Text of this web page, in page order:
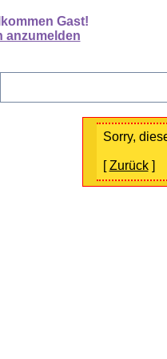
Gast!
anzumelden
Sorry,
[Zurück]